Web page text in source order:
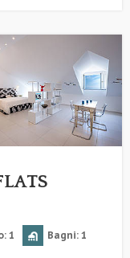
1 Bagni: 1